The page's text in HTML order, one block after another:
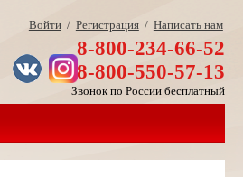
Войти/ Регистрация/ Написать нам
8-800-234-66-52
8-800-550-57-13
Звонок по России бесплатный